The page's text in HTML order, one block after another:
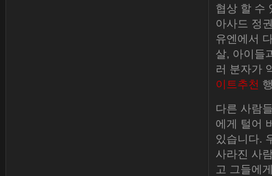
협상 할 수
아사드 정
유엔에서
살, 아이들
러 분자가
이트추천
다른 사람
에게 털어
있습니다.
사라진 사
고 그들에